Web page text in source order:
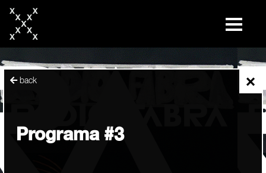
content
×
back
Programa #3